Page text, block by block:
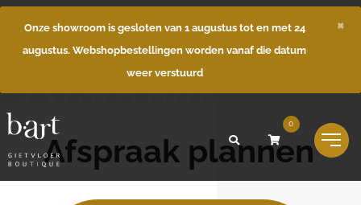
Onze showroom is gesloten van 1 augustus tot en met 24
augustus. Webshopbestellingen worden vanaf die datum
weer verstuurd
×
0
Afspraak
Afspraak plannen